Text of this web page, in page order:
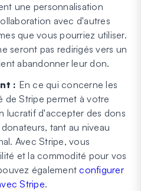
une personnalisation
avec d'autres
que vous pourriez utiliser.
seront pas redirigés vers un
abandonner leur don.
: En ce qui concerne les
de Stripe permet à votre
lucratif d'accepter des dons
tant au niveau
Avec Stripe, vous
et la commodité pour vos
égalementconfigurer
Stripe.